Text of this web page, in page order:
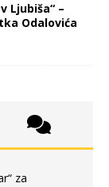
Ljubiša“ –
Odalovića
za